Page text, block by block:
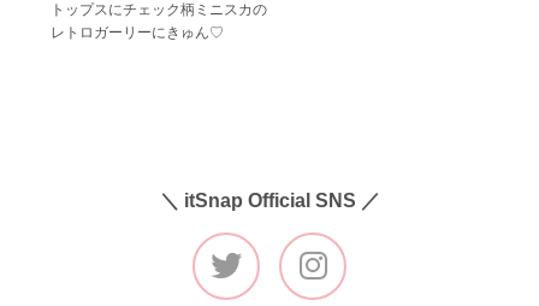
トップスにチェック柄ミニスカの
レトロガーリーにきゅん♡
＼ itSnap Official SNS ／